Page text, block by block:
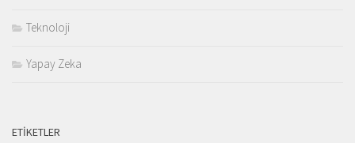
Teknoloji
Yapay Zeka
ETIKETLER